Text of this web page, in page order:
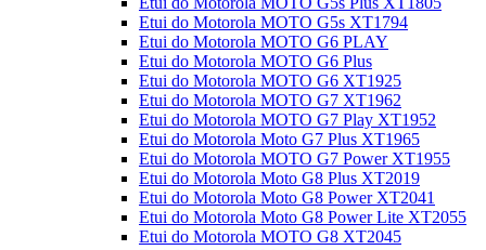
Etui do Motorola MOTO G5s XT1794
Etui do Motorola MOTO G6 PLAY
Etui do Motorola MOTO G6 Plus
Etui do Motorola MOTO G6 XT1925
Etui do Motorola MOTO G7 XT1962
Etui do Motorola MOTO G7 Play XT1952
Etui do Motorola Moto G7 Plus XT1965
Etui do Motorola MOTO G7 Power XT1955
Etui do Motorola Moto G8 Plus XT2019
Etui do Motorola Moto G8 Power XT2041
Etui do Motorola Moto G8 Power Lite XT2055
Etui do Motorola MOTO G8 XT2045